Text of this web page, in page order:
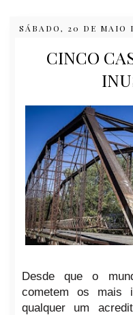
SÁBADO, 20 DE MAIO
CINCO
Desde que o
cometem os mais
qualquer um